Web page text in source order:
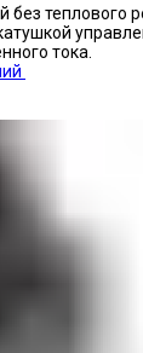
без теплового
тока.